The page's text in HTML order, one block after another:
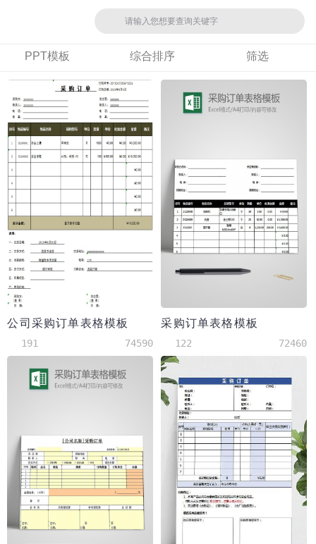
PPT模板 综合排序 筛选
公司采购订单表格模板
191 74590
采购订单表格模板
122 72460